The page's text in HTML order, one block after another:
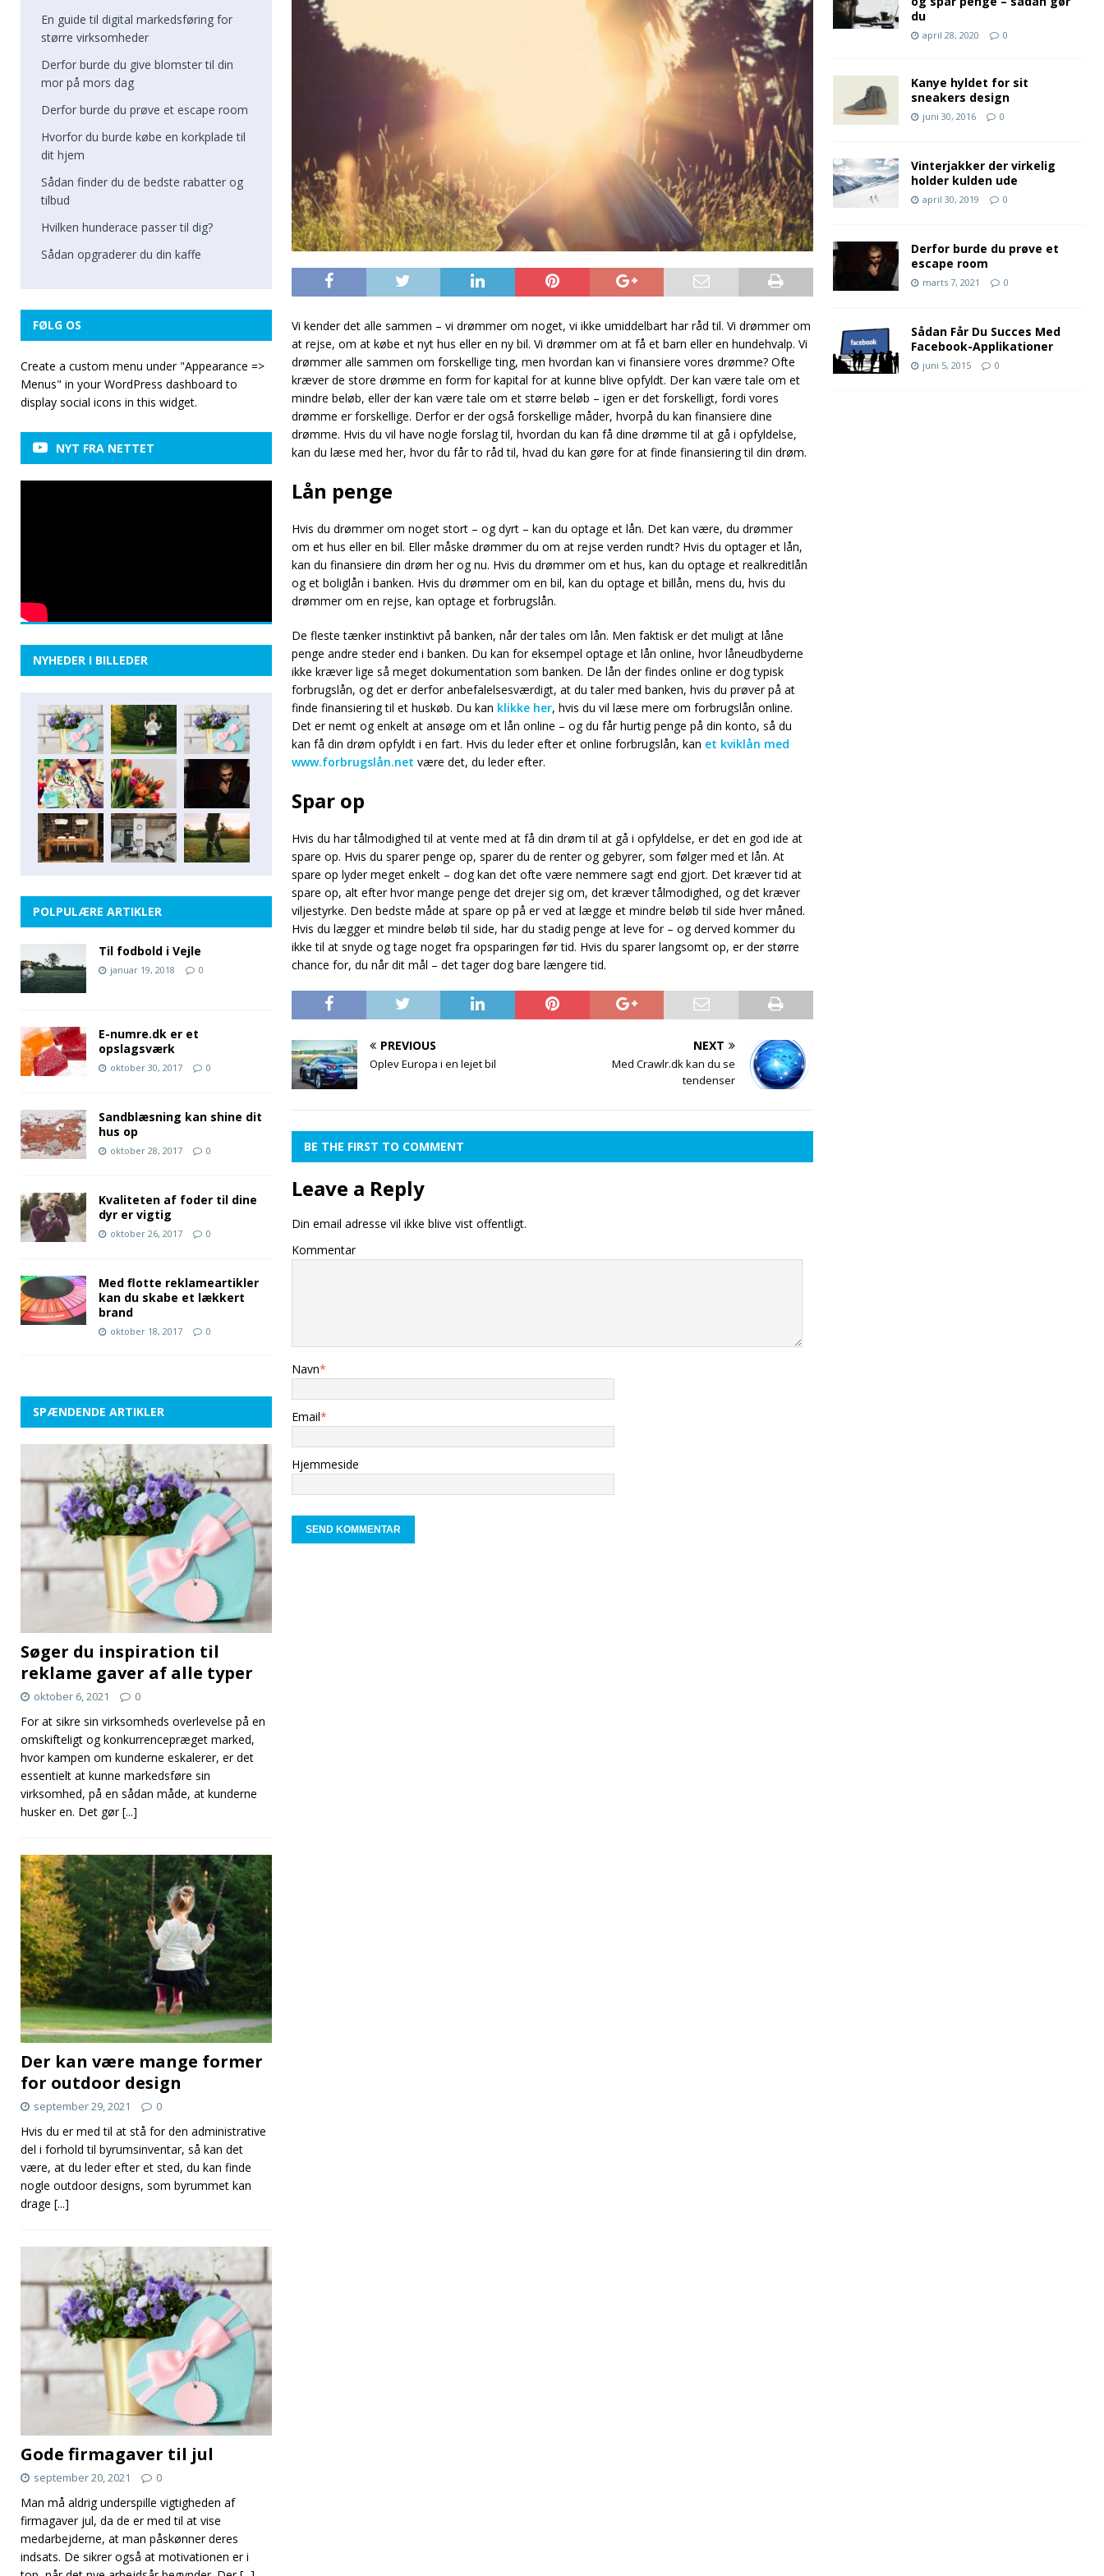
Vi kender det alle sammen – vi drømmer om noget, vi ikke umiddelbart har råd til. Vi drømmer om
at rejse, om at købe et nyt hus eller en ny bil. Vi drømmer om at få et barn eller en hundehvalp. Vi
drømmer alle sammen om forskellige ting, men hvordan kan vi finansiere vores drømme? Ofte
kræver de store drømme en form for kapital for at kunne blive opfyldt. Der kan være tale om et
mindre beløb, eller der kan være tale om et større beløb – igen er det forskelligt, fordi vores
drømme er forskellige. Derfor er der også forskellige måder, hvorpå du kan finansiere dine
drømme. Hvis du vil have nogle forslag til, hvordan du kan få dine drømme til at gå i opfyldelse,
kan du læse med her, hvor du får to råd til, hvad du kan gøre for at finde finansiering til din drøm.
Lån penge
Hvis du drømmer om noget stort – og dyrt – kan du optage et lån. Det kan være, du drømmer
om et hus eller en bil. Eller måske drømmer du om at rejse verden rundt? Hvis du optager et lån,
kan du finansiere din drøm her og nu. Hvis du drømmer om et hus, kan du optage et realkreditlån
og et boliglån i banken. Hvis du drømmer om en bil, kan du optage et billån, mens du, hvis du
drømmer om en rejse, kan optage et forbrugslån.
De fleste tænker instinktivt på banken, når der tales om lån. Men faktisk er det muligt at låne
penge andre steder end i banken. Du kan for eksempel optage et lån online, hvor låneudbyderne
ikke kræver lige så meget dokumentation som banken. De lån der findes online er dog typisk
forbrugslån, og det er derfor anbefalelsesværdigt, at du taler med banken, hvis du prøver på at
finde finansiering til et huskøb. Du kan klikke her, hvis du vil læse mere om forbrugslån online.
Det er nemt og enkelt at ansøge om et lån online – og du får hurtig penge på din konto, så du
kan få din drøm opfyldt i en fart. Hvis du leder efter et online forbrugslån, kan et kviklån med
www.forbrugslån.net være det, du leder efter.
Spar op
Hvis du har tålmodighed til at vente med at få din drøm til at gå i opfyldelse, er det en god ide at
spare op. Hvis du sparer penge op, sparer du de renter og gebyrer, som følger med et lån. At
spare op lyder meget enkelt – dog kan det ofte være nemmere sagt end gjort. Det kræver tid at
spare op, alt efter hvor mange penge det drejer sig om, det kræver tålmodighed, og det kræver
viljestyrke. Den bedste måde at spare op på er ved at lægge et mindre beløb til side hver måned.
Hvis du lægger et mindre beløb til side, har du stadig penge at leve for – og derved kommer du
ikke til at snyde og tage noget fra opsparingen før tid. Hvis du sparer langsomt op, er der større
chance for, du når dit mål – det tager dog bare længere tid.
PREVIOUS
Oplev Europa i en lejet bil
NEXT
Med Crawlr.dk kan du se
tendenser
BE THE FIRST TO COMMENT
Leave a Reply
Din email adresse vil ikke blive vist offentligt.
Kommentar
Navn*
Email*
Hjemmeside
En guide til digital markedsføring for
større virksomheder
Derfor burde du give blomster til din
mor på mors dag
Derfor burde du prøve et escape room
Hvorfor du burde købe en korkplade til
dit hjem
Sådan finder du de bedste rabatter og
tilbud
Hvilken hunderace passer til dig?
Sådan opgraderer du din kaffe
FØLG OS
Create a custom menu under "Appearance =>
Menus" in your WordPress dashboard to
display social icons in this widget.
NYT FRA NETTET
NYHEDER I BILLEDER
POLPULÆRE ARTIKLER
Til fodbold i Vejle
januar 19, 2018 0
E-numre.dk er et
opslagsværk
oktober 30, 2017 0
Sandblæsning kan shine dit
hus op
oktober 28, 2017 0
Kvaliteten af foder til dine
dyr er vigtig
oktober 26, 2017 0
Med flotte reklameartikler
kan du skabe et lækkert
brand
oktober 18, 2017 0
SPÆNDENDE ARTIKLER
Søger du inspiration til
reklame gaver af alle typer
oktober 6, 2021 0
For at sikre sin virksomheds overlevelse på en
omskifteligt og konkurrencepræget marked,
hvor kampen om kunderne eskalerer, er det
essentielt at kunne markedsføre sin
virksomhed, på en sådan måde, at kunderne
husker en. Det gør[...]
Der kan være mange former
for outdoor design
september 29, 2021 0
Hvis du er med til at stå for den administrative
del i forhold til byrumsinventar, så kan det
være, at du leder efter et sted, du kan finde
nogle outdoor designs, som byrummet kan
drage [...]
Gode firmagaver til jul
september 20, 2021 0
Man må aldrig underspille vigtigheden af
firmagaver jul, da de er med til at vise
medarbejderne, at man påskønner deres
indsats. De sikrer også at motivationen er i
du
april 28, 2020 0
Kanye hyldet for sit
sneakers design
juni 30, 2016 0
Vinterjakker der virkelig
holder kulden ude
april 30, 2019 0
Derfor burde du prøve et
escape room
marts 7, 2021 0
Sådan Får Du Succes Med
Facebook-Applikationer
juni 5, 2015 0